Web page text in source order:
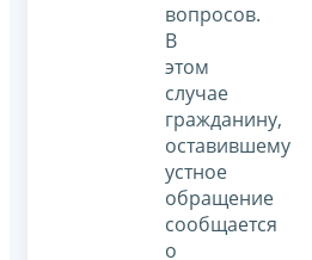
вопросов.
В
этом
случае
гражданину,
оставившему
устное
обращение
сообщается
о